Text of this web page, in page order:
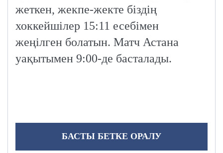
жеткен, жекпе-жекте біздің
хоккейшілер 15:11 есебімен
жеңілген болатын. Матч Астана
уақытымен 9:00-де басталады.
БАСТЫ БЕТКЕ ОРАЛУ